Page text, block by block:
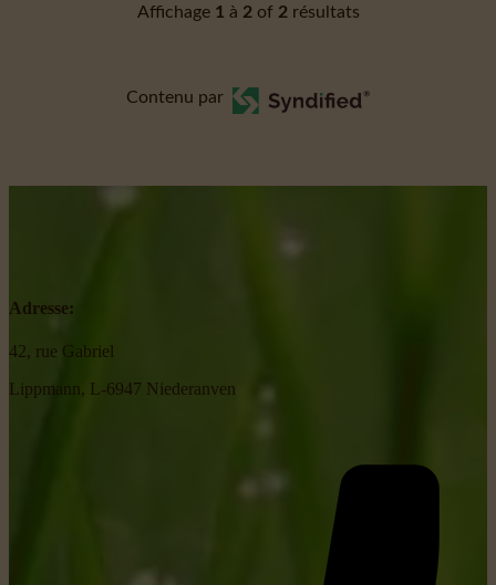
Affichage 1 à 2of 2résultats
Contenu par
Adresse:
42, rue Gabriel
Lippmann, L-6947 Niederanven